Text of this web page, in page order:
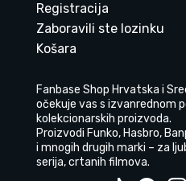
Registracija
Zaboravili ste lozinku
Košara
Fanbase Shop Hrvatska i
očekuje vas s izvanrednom
kolekcionarskih proizvoda.
Proizvodi Funko, Hasbro,
i mnogih drugih marki – za
serija, crtanih filmova.